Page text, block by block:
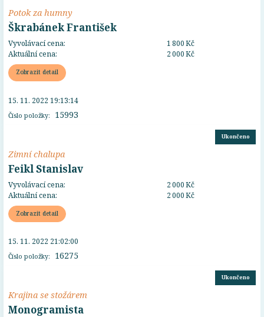
Potok za humny
Škrabánek František
Vyvolávací cena:
1 800 Kč
Aktuální cena:
2 000 Kč
Zobrazit detail
Číslo položky: 15993
15. 11. 2022 19:13:14
Ukončeno
Zimní chalupa
Feikl Stanislav
Vyvolávací cena:
2 000 Kč
Aktuální cena:
2 000 Kč
Zobrazit detail
Číslo položky: 16275
15. 11. 2022 21:02:00
Ukončeno
Krajina se stožárem
Monogramista